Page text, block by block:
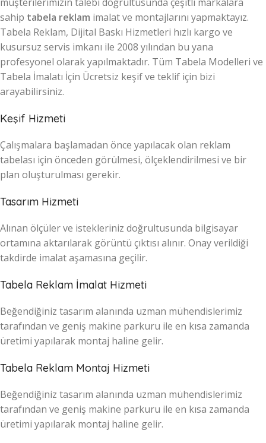
sahip tabela reklam imalat ve montajlarını yapmaktayız.
Tabela Reklam, Dijital Baskı Hizmetleri hızlı kargo ve
kusursuz servis imkanı ile 2008 yılından bu yana
profesyonel olarak yapılmaktadır. Tüm Tabela Modelleri ve
Tabela İmalatı İçin Ücretsiz keşif ve teklif için bizi
arayabilirsiniz.
Keşif Hizmeti
Çalışmalara başlamadan önce yapılacak olan reklam
tabelası için önceden görülmesi, ölçeklendirilmesi ve bir
plan oluşturulması gerekir.
Tasarım Hizmeti
Alınan ölçüler ve istekleriniz doğrultusunda bilgisayar
ortamına aktarılarak görüntü çıktısı alınır. Onay verildiği
takdirde imalat aşamasına geçilir.
Tabela Reklam İmalat Hizmeti
Beğendiğiniz tasarım alanında uzman mühendislerimiz
tarafından ve geniş makine parkuru ile en kısa zamanda
üretimi yapılarak montaj haline gelir.
Tabela Reklam Montaj Hizmeti
Beğendiğiniz tasarım alanında uzman mühendislerimiz
tarafından ve geniş makine parkuru ile en kısa zamanda
üretimi yapılarak montaj haline gelir.